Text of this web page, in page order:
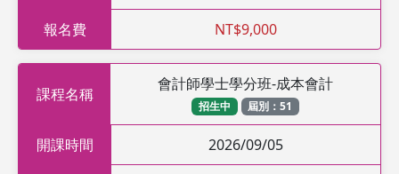
報名費 NT$9,000
課程名稱
會計師學士學分班-成本會計
招生中 屆別：51
開課時間 2026/09/05